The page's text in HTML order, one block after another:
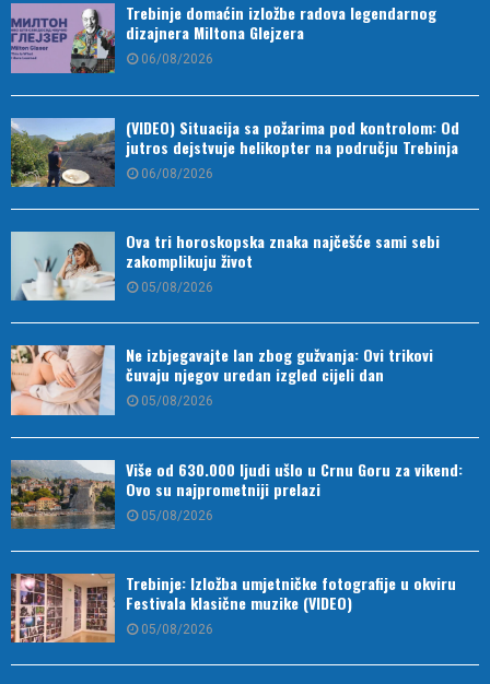
Trebinje domaćin izložbe radova legendarnog
dizajnera Miltona Glejzera
06/08/2026
(VIDEO) Situacija sa požarima pod kontrolom: Od
jutros dejstvuje helikopter na području Trebinja
06/08/2026
Ova tri horoskopska znaka najčešće sami sebi
zakomplikuju život
05/08/2026
Ne izbjegavajte lan zbog gužvanja: Ovi trikovi
čuvaju njegov uredan izgled cijeli dan
05/08/2026
Više od 630.000 ljudi ušlo u Crnu Goru za vikend:
Ovo su najprometniji prelazi
05/08/2026
Trebinje: Izložba umjetničke fotografije u okviru
Festivala klasične muzike (VIDEO)
05/08/2026